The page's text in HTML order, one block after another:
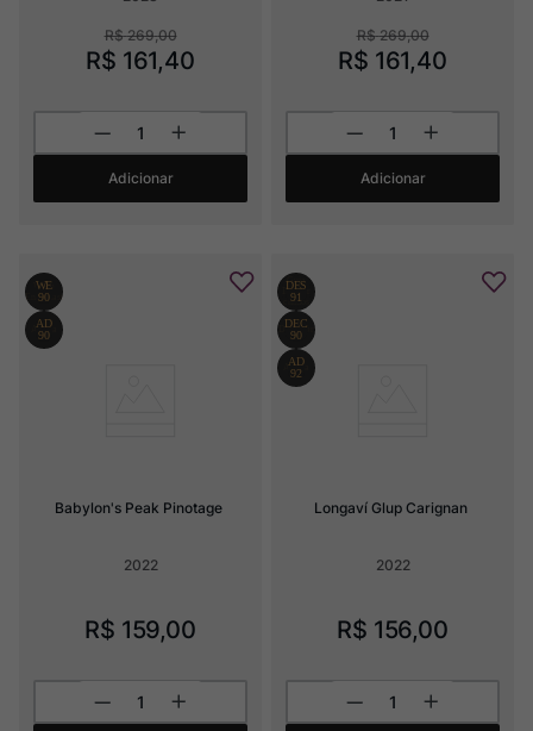
R$ 269,00
R$ 161,40
Adicionar
R$ 269,00
R$ 161,40
Adicionar
Babylon's Peak Pinotage
2022
R$ 159,00
Longaví Glup Carignan
2022
R$ 156,00